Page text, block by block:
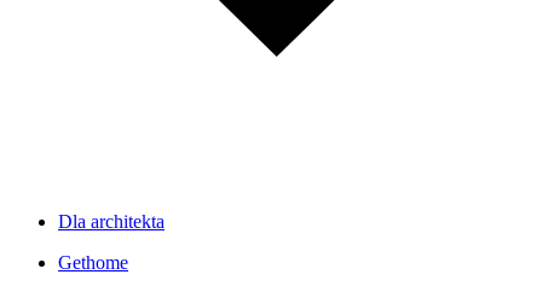
Dla architekta
Gethome